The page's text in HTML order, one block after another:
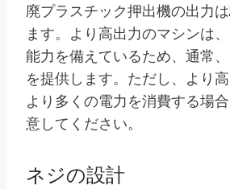
廃プラスチック押出機の出力
ます。より高出力のマシンは
能力を備えているため、通常
を提供します。ただし、より
より多くの電力を消費する場
意してください。
ネジの設計